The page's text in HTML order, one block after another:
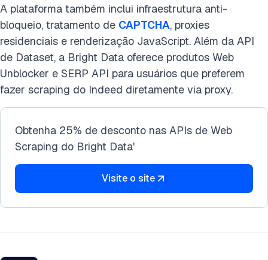
A plataforma também inclui infraestrutura anti-
bloqueio, tratamento de CAPTCHA, proxies
residenciais e renderização JavaScript. Além da API
de Dataset, a Bright Data oferece produtos Web
Unblocker e SERP API para usuários que preferem
fazer scraping do Indeed diretamente via proxy.
Obtenha 25% de desconto nas APIs de Web
Scraping do Bright Data'
Visite o site